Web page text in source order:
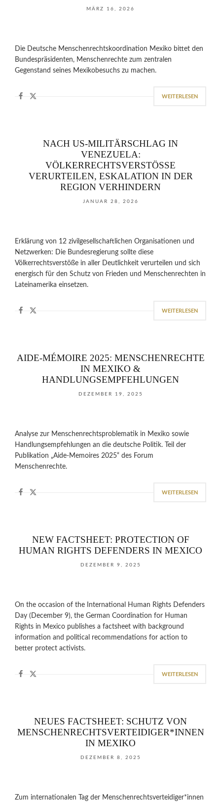
MÄRZ 16, 2026
Die Deutsche Menschenrechtskoordination Mexiko bittet den
Bundespräsidenten, Menschenrechte zum zentralen
Gegenstand seines Mexikobesuchs zu machen.
WEITERLESEN
NACH US-MILITÄRSCHLAG IN
VENEZUELA:
VÖLKERRECHTSVERSTÖSSE V
ERURTEILEN, ESKALATION IN DER R
EGION VERHINDERN
JANUAR 28, 2026
Erklärung von 12 zivilgesellschaftlichen Organisationen und
Netzwerken: Die Bundesregierung sollte diese
Völkerrechtsverstöße in aller Deutlichkeit verurteilen und sich
energisch für den Schutz von Frieden und Menschenrechten in
Lateinamerika einsetzen.
WEITERLESEN
AIDE-MÉMOIRE 2025: MENSCHENRECHTE
IN MEXIKO &
HANDLUNGSEMPFEHLUNGEN
DEZEMBER 19, 2025
Analyse zur Menschenrechtsproblematik in Mexiko sowie
Handlungsempfehlungen an die deutsche Politik. Teil der
Publikation „Aide-Memoires 2025“ des Forum
Menschenrechte.
WEITERLESEN
NEW FACTSHEET: PROTECTION OF
HUMAN RIGHTS DEFENDERS IN MEXICO
DEZEMBER 9, 2025
On the occasion of the International Human Rights Defenders
Day (December 9), the German Coordination for Human
Rights in Mexico publishes a factsheet with background
information and political recommendations for action to
better protect activists.
WEITERLESEN
NEUES FACTSHEET: SCHUTZ VON
MENSCHENRECHTSVERTEIDIGER*INNEN
IN MEXIKO
DEZEMBER 8, 2025
Zum internationalen Tag der Menschenrechtsverteidiger*innen